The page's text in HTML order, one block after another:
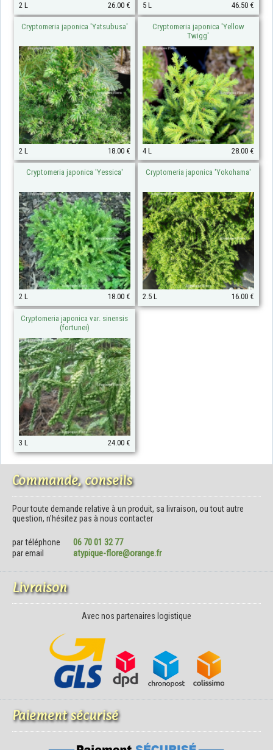
2 L 26.00 € 5 L 46.50 €
Cryptomeria japonica 'Yatsubusa'
2 L 18.00 €
Cryptomeria japonica 'Yellow
Twigg'
4 L 28.00 €
Cryptomeria japonica 'Yessica'
2 L 18.00 €
Cryptomeria japonica 'Yokohama'
2.5 L 16.00 €
Cryptomeria japonica var. sinensis
(fortunei)
3 L 24.00 €
Commande, conseils
Pour toute demande relative à un produit, sa livraison, ou tout autre
question, n'hésitez pas à nous contacter
par téléphone
06 70 01 32 77
par email
atypique-flore@orange.fr
Livraison
Avec nos partenaires logistique
Paiement sécurisé